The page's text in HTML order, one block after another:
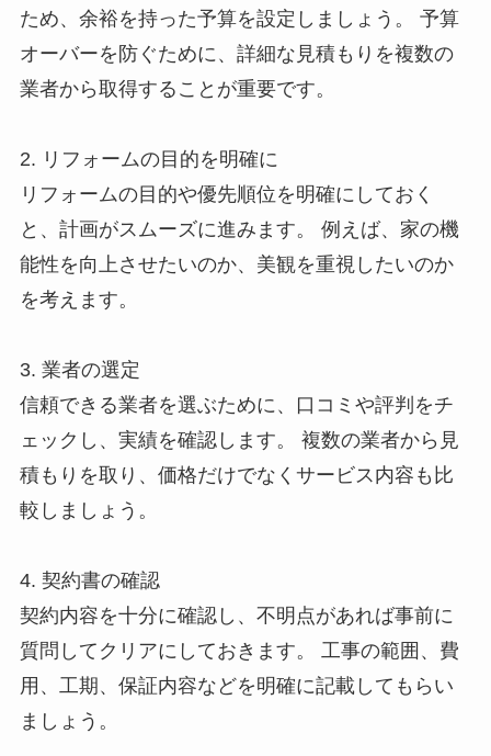
ため、余裕を持った予算を設定しましょう。 予算
オーバーを防ぐために、詳細な見積もりを複数の
業者から取得することが重要です。
2. リフォームの目的を明確に
リフォームの目的や優先順位を明確にしておく
と、計画がスムーズに進みます。 例えば、家の機
能性を向上させたいのか、美観を重視したいのか
を考えます。
3. 業者の選定
信頼できる業者を選ぶために、口コミや評判をチ
ェックし、実績を確認します。 複数の業者から見
積もりを取り、価格だけでなくサービス内容も比
較しましょう。
4. 契約書の確認
契約内容を十分に確認し、不明点があれば事前に
質問してクリアにしておきます。 工事の範囲、費
用、工期、保証内容などを明確に記載してもらい
ましょう。